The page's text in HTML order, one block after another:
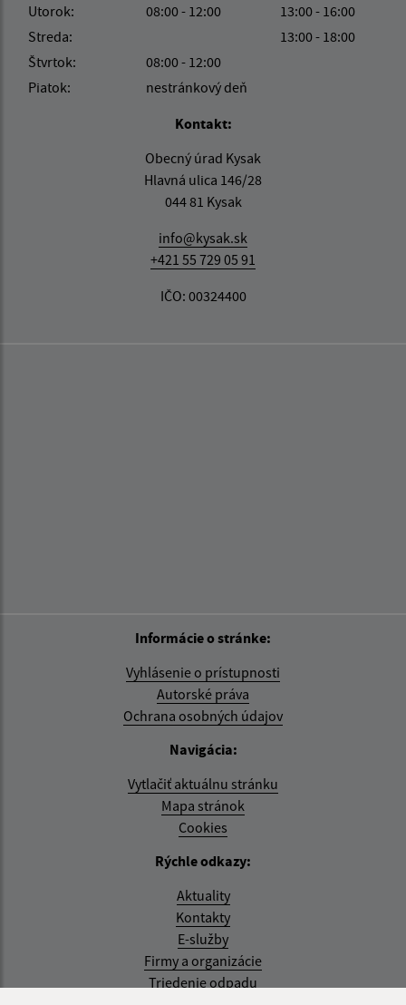
Utorok:
08:00 - 12:00
13:00 - 16:00
Streda:
13:00 - 18:00
Štvrtok:
08:00 - 12:00
Piatok:
nestránkový deň
Kontakt:
Obecný úrad Kysak
Hlavná ulica 146/28
044 81 Kysak
info@kysak.sk
+421 55 729 05 91
IČO: 00324400
Informácie o stránke:
Vyhlásenie o prístupnosti
Autorské práva
Ochrana osobných údajov
Navigácia:
Vytlačiť aktuálnu stránku
Mapa stránok
Cookies
Rýchle odkazy:
Aktuality
Kontakty
E-služby
Firmy a organizácie
Triedenie odpadu